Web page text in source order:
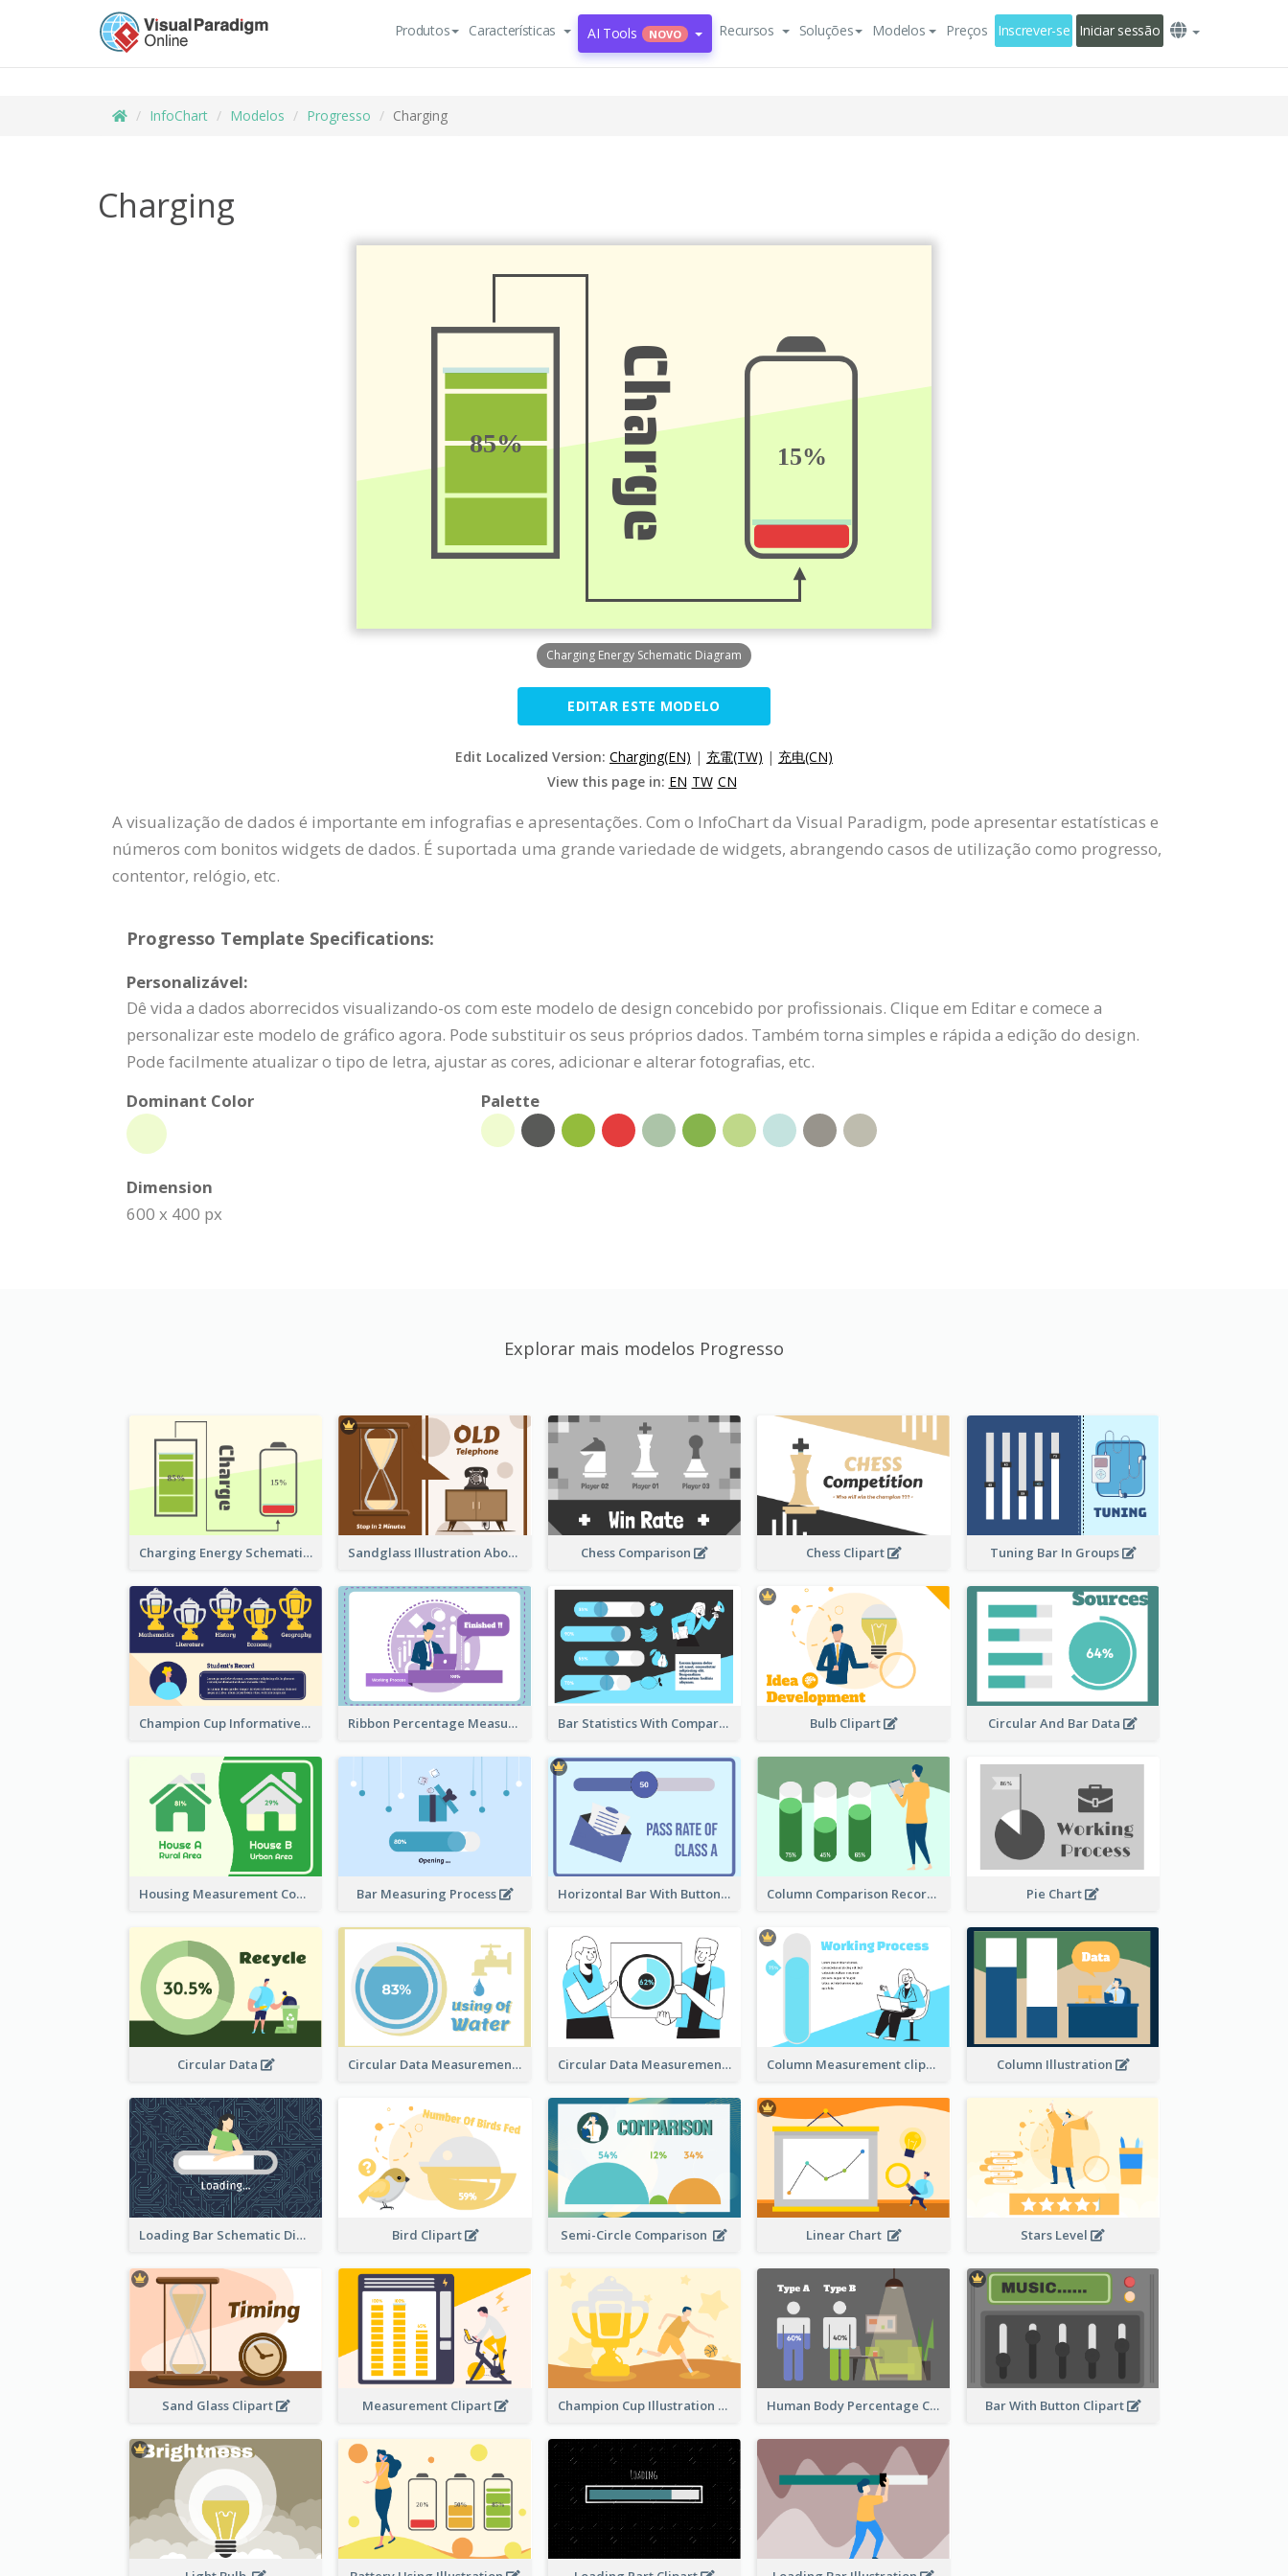
Produtos Características AI Tools NOVO Recursos Soluções Modelos Preços Inscrever-se Iniciar sessão
InfoChart Modelos Progresso Charging
Charging
Charging Energy Schematic Diagram
EDITAR ESTE MODELO
Edit Localized Version: Charging(EN) | 充電(TW) | 充电(CN)
View this page in: EN TW CN
A visualização de dados é importante em infografias e apresentações. Com o InfoChart da Visual Paradigm, pode apresentar estatísticas e
números com bonitos widgets de dados. É suportada uma grande variedade de widgets, abrangendo casos de utilização como progresso,
contentor, relógio, etc.
Progresso Template Specifications:
Personalizável:
Dê vida a dados aborrecidos visualizando-os com este modelo de design concebido por profissionais. Clique em Editar e comece a
personalizar este modelo de gráfico agora. Pode substituir os seus próprios dados. Também torna simples e rápida a edição do design.
Pode facilmente atualizar o tipo de letra, ajustar as cores, adicionar e alterar fotografias, etc.
Dominant Color
Palette
Dimension
600 x 400 px
Explorar mais modelos Progresso
Charging Energy Schematic Diagram Sandglass Illustration About Telephone Chess Comparison Chess Clipart Tuning Bar In Groups
Champion Cup Informative Record Ribbon Percentage Measurement Bar Statistics With Comparison Bulb Clipart Circular And Bar Data
Housing Measurement Comparison Bar Measuring Process Horizontal Bar With Button Column Comparison Record Pie Chart
Circular Data Circular Data Measurement Circular Data Measurement Column Measurement clipart Column Illustration
Loading Bar Schematic Diagram Bird Clipart Semi-Circle Comparison Linear Chart Stars Level
Sand Glass Clipart Measurement Clipart Champion Cup Illustration Human Body Percentage Comparison Bar With Button Clipart